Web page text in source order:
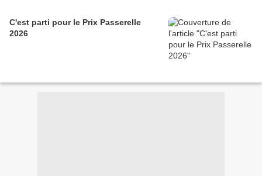
C'est parti pour le Prix Passerelle
2026